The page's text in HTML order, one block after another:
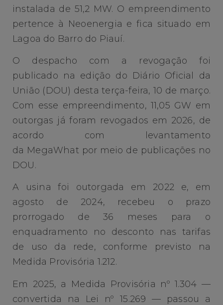
instalada de 51,2 MW. O empreendimento
pertence à Neoenergia e fica situado em
Lagoa do Barro do Piauí.
O despacho com a revogação foi
publicado na edição do Diário Oficial da
União (DOU) desta terça-feira, 10 de março.
Com esse empreendimento, 11,05 GW em
outorgas já foram revogados em 2026, de
acordo com levantamento
da MegaWhat por meio de publicações no
DOU.
A usina foi outorgada em 2022 e, em
agosto de 2024, recebeu o prazo
prorrogado de 36 meses para o
enquadramento no desconto nas tarifas
de uso da rede, conforme previsto na
Medida Provisória 1.212.
Em 2025, a Medida Provisória nº 1.304 —
convertida na Lei nº 15.269 — passou a